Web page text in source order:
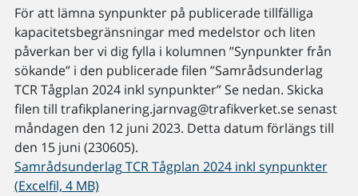
För att lämna synpunkter på publicerade tillfälliga
kapacitetsbegränsningar med medelstor och liten
påverkan ber vi dig fylla i kolumnen ”Synpunkter från
sökande” i den publicerade filen ”Samrådsunderlag
TCR Tågplan 2024 inkl synpunkter” Se nedan. Skicka
filen till trafikplanering.jarnvag@trafikverket.se senast
måndagen den 12 juni 2023. Detta datum förlängs till
den 15 juni (230605).
Samrådsunderlag TCR Tågplan 2024 inkl synpunkter
(Excelfil, 4 MB)